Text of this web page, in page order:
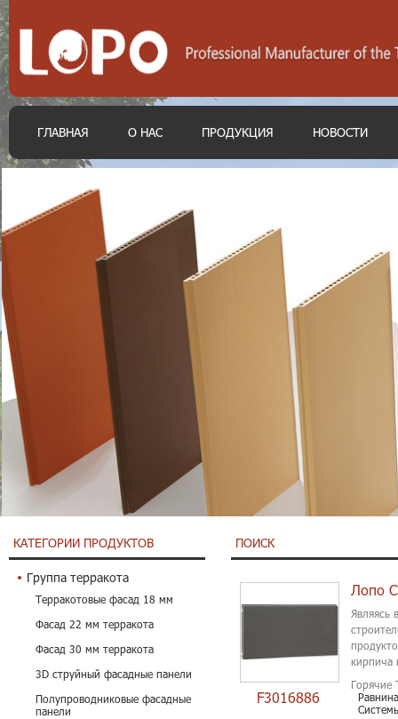
ГЛАВНАЯ О НАС ПРОДУКЦИЯ НОВОСТИ
КАТЕГОРИИ ПРОДУКТОВ
Группа терракота
Терракотовые фасад 18 мм
Фасад 22 мм терракота
Фасад 30 мм терракота
3D струйный фасадные панели
Полупроводниковые фасадные
панели
ПОИСК
F3016886
Лопо
Являясь
кирпича
Горячие